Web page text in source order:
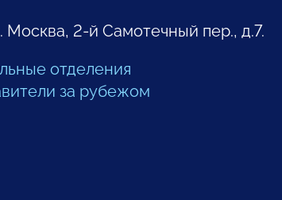
Москва, 2-й Самотечный пер., д.7.
отделения
за рубежом